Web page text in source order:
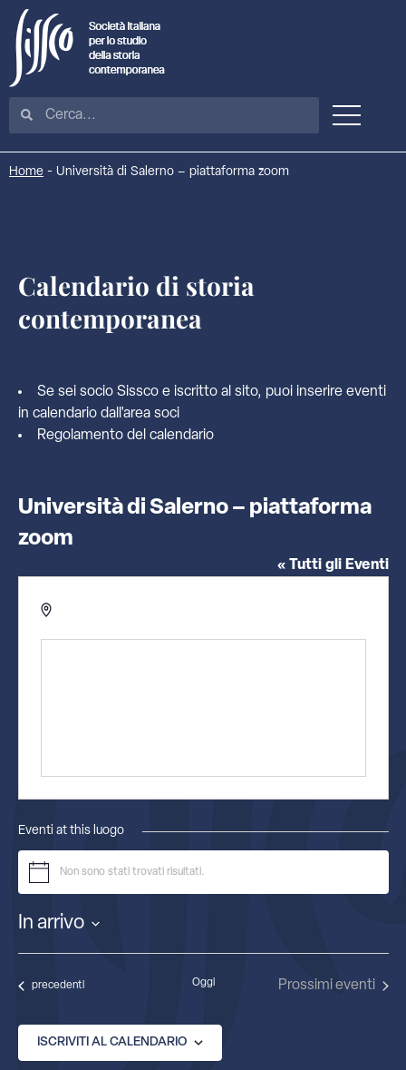
Home - Università di Salerno – piattaforma zoom
Calendario di storia
contemporanea
Se sei socio Sissco e iscritto al sito, puoi inserire eventi
in calendario dall'area soci
Regolamento del calendario
Università di Salerno – piattaforma
zoom
« Tutti gli Eventi
Indirizzo
Eventi at this luogo
Non sono stati trovati risultati.
In arrivo
Eventi
precedenti Oggi Prossimi eventi
ISCRIVITI AL CALENDARIO